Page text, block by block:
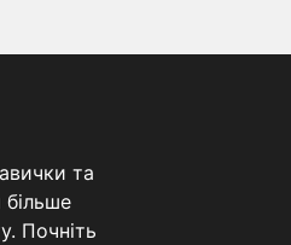
та
більше
Почніть